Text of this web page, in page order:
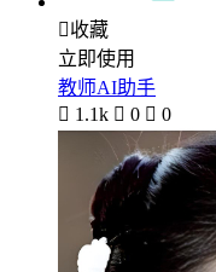
收藏
立即使用
教师AI助手
 1.1k  0  0